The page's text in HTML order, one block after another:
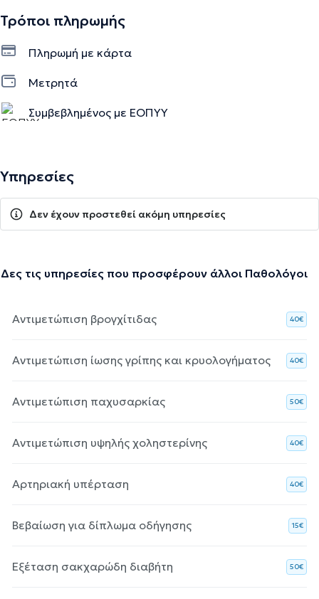
Τρόποι πληρωμής
Πληρωμή με κάρτα
Μετρητά
Συμβεβλημένος με ΕΟΠΥΥ
Υπηρεσίες
Δεν έχουν προστεθεί ακόμη υπηρεσίες
Δες τις υπηρεσίες που προσφέρουν άλλοι Παθολόγοι
Αντιμετώπιση βρογχίτιδας 40€
Αντιμετώπιση ίωσης γρίπης και κρυολογήματος 40€
Αντιμετώπιση παχυσαρκίας 50€
Αντιμετώπιση υψηλής χοληστερίνης 40€
Αρτηριακή υπέρταση 40€
Βεβαίωση για δίπλωμα οδήγησης 15€
Εξέταση σακχαρώδη διαβήτη 50€